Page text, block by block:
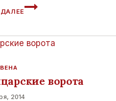
ФОЛЬКСГАРТЕН.
ПАРК.
ВЕНА.
ворота
2014